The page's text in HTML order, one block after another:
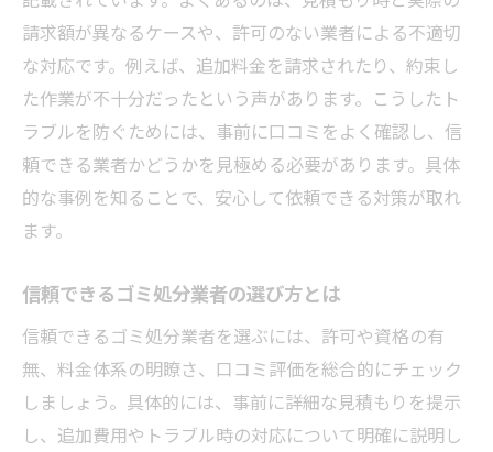
請求額が異なるケースや、許可のない業者による不適切
な対応です。例えば、追加料金を請求されたり、約束し
た作業が不十分だったという声があります。こうしたト
ラブルを防ぐためには、事前に口コミをよく確認し、信
頼できる業者かどうかを見極める必要があります。具体
的な事例を知ることで、安心して依頼できる対策が取れ
ます。
信頼できるゴミ処分業者の選び方とは
信頼できるゴミ処分業者を選ぶには、許可や資格の有
無、料金体系の明瞭さ、口コミ評価を総合的にチェック
しましょう。具体的には、事前に詳細な見積もりを提示
し、追加費用やトラブル時の対応について明確に説明し